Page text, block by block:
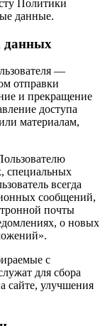
Политики
данные.
данных
—
отправки
и прекращение
доступа
материалам,
специальных
всегда
сообщений,
почты
о новых
с
для сбора
сайте, улучшения